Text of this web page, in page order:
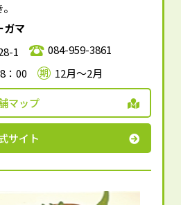
マ
1
084-959-3861
：00 12月～2月
マップ
サイト